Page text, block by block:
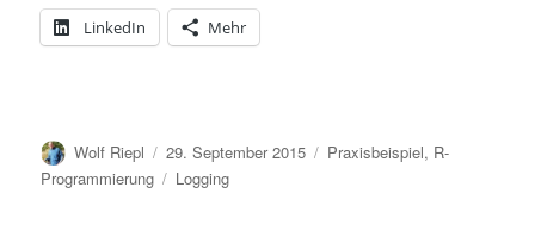
LinkedIn Mehr
Autor
Wolf Riepl
Veröffentlicht
am
29. September 2015 Kategorien
Praxisbeispiel, R-
Programmierung
Schlagwörter
Logging